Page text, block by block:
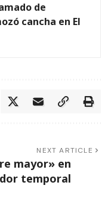
de
cancha en El
NEXT ARTICLE
mayor» en
temporal